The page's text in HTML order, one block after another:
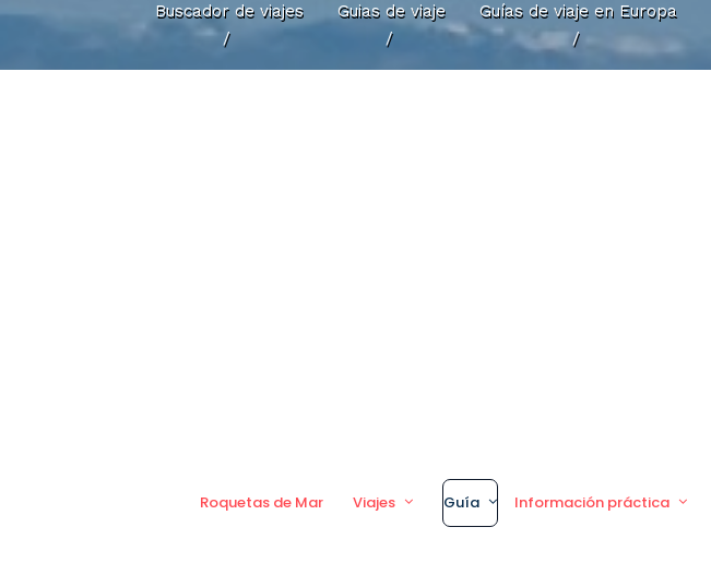
Buscador de viajes
/
Guias de viaje
/
Guías de viaje en Europa
/
Roquetas de Mar Viajes Guía Información práctica